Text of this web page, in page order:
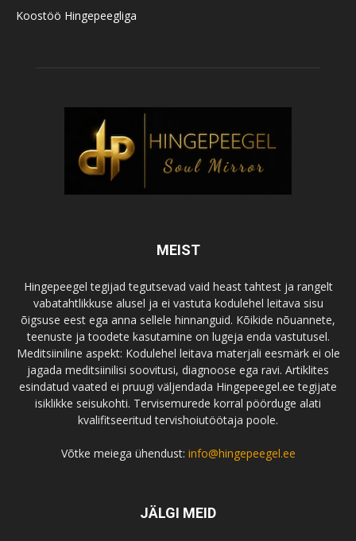
Koostöö Hingepeegliga
MEIST
Hingepeegel tegijad tegutsevad vaid heast tahtest ja rangelt
vabatahtlikkuse alusel ja ei vastuta kodulehel leitava sisu
õigsuse eest ega anna sellele hinnanguid. Kõikide nõuannete,
teenuste ja toodete kasutamine on lugeja enda vastutusel.
Meditsiiniline aspekt: Kodulehel leitava materjali eesmärk ei ole
jagada meditsiinilisi soovitusi, diagnoose ega ravi. Artiklites
esindatud vaated ei pruugi väljendada Hingepeegel.ee tegijate
isiklikke seisukohti. Tervisemurede korral pöörduge alati
kvalifitseeritud tervishoiutöötaja poole.
Võtke meiega ühendust: info@hingepeegel.ee
JÄLGI MEID